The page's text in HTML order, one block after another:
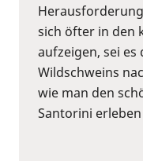
sich öfter in den
aufzeigen, sei
Wildschweins
wie man den
Santorini